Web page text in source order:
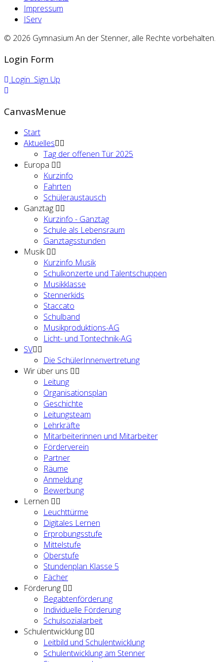
Impressum
IServ
© 2026 Gymnasium An der Stenner, alle Rechte vorbehalten.
Login Form
Login Sign Up
CanvasMenue
Start
Aktuelles
Tag der offenen Tür 2025
Europa
Kurzinfo
Fahrten
Schüleraustausch
Ganztag
Kurzinfo - Ganztag
Schule als Lebensraum
Ganztagsstunden
Musik
Kurzinfo Musik
Schulkonzerte und Talentschuppen
Musikklasse
Stennerkids
Staccato
Schulband
Musikproduktions-AG
Licht- und Tontechnik-AG
SV
Die SchülerInnenvertretung
Wir über uns
Leitung
Organisationsplan
Geschichte
Leitungsteam
Lehrkräfte
Mitarbeiterinnen und Mitarbeiter
Förderverein
Partner
Räume
Anmeldung
Bewerbung
Lernen
Leuchttürme
Digitales Lernen
Erprobungsstufe
Mittelstufe
Oberstufe
Stundenplan Klasse 5
Fächer
Förderung
Begabtenförderung
Individuelle Förderung
Schulsozialarbeit
Schulentwicklung
Leitbild und Schulentwicklung
Schulentwicklung am Stenner